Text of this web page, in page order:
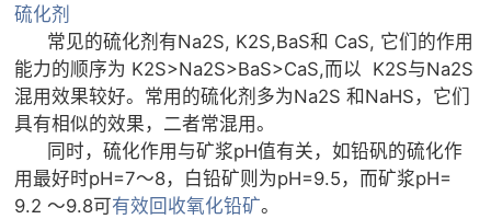
硫化剂
常见的硫化剂有Na2S, K2S,BaS和 CaS, 它们的作用
能力的顺序为 K2S>Na2S>BaS>CaS,而以 K2S与Na2S
混用效果较好。常用的硫化剂多为Na2S 和NaHS，它们
具有相似的效果，二者常混用。
同时，硫化作用与矿浆pH值有关，如铅矾的硫化作
用最好时pH=7～8，白铅矿则为pH=9.5，而矿浆pH=
9.2 ～9.8可有效回收氧化铅矿。